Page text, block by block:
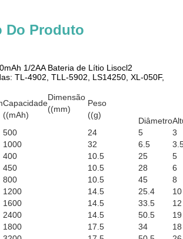
Do Produto
1/2AA Bateria de Lítio Lisocl2
TL-4902, TLL-5902, LS14250, XL-050F,
Capacidade
((mAh)
Dimensão
((mm)
Peso
((g)
Diâmetro
500 24 5
3
1000 32 6.5
400 10.5 25
5
450 10.5 28
6
800 10.5 45
8
1200 14.5 25.4
10
1600 14.5 33.5
12
2400 14.5 50.5
19
1800 17.5 34
18